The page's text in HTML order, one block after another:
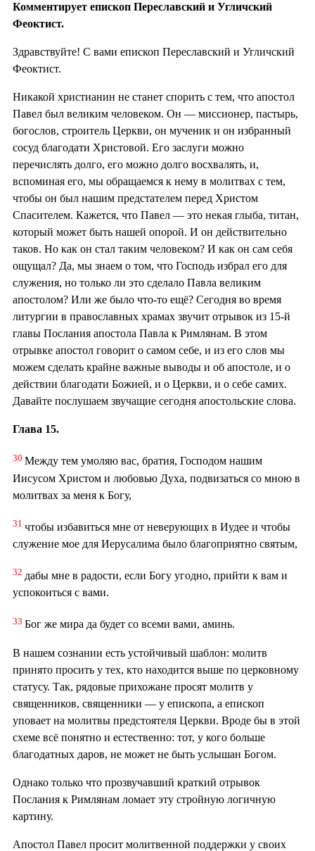
Комментирует епископ Переславский и Угличский
Феоктист.
Здравствуйте! С вами епископ Переславский и Угличский
Феоктист.
Никакой христианин не станет спорить с тем, что апостол
Павел был великим человеком. Он — миссионер, пастырь,
богослов, строитель Церкви, он мученик и он избранный
сосуд благодати Христовой. Его заслуги можно
перечислять долго, его можно долго восхвалять, и,
вспоминая его, мы обращаемся к нему в молитвах с тем,
чтобы он был нашим предстателем перед Христом
Спасителем. Кажется, что Павел — это некая глыба, титан,
который может быть нашей опорой. И он действительно
таков. Но как он стал таким человеком? И как он сам себя
ощущал? Да, мы знаем о том, что Господь избрал его для
служения, но только ли это сделало Павла великим
апостолом? Или же было что-то ещё? Сегодня во время
литургии в православных храмах звучит отрывок из 15-й
главы Послания апостола Павла к Римлянам. В этом
отрывке апостол говорит о самом себе, и из его слов мы
можем сделать крайне важные выводы и об апостоле, и о
действии благодати Божией, и о Церкви, и о себе самих.
Давайте послушаем звучащие сегодня апостольские слова.
Глава 15.
30 Между тем умоляю вас, братия, Господом нашим
Иисусом Христом и любовью Духа, подвизаться со мною в
молитвах за меня к Богу,
31 чтобы избавиться мне от неверующих в Иудее и чтобы
служение мое для Иерусалима было благоприятно святым,
32 дабы мне в радости, если Богу угодно, прийти к вам и
успокоиться с вами.
33 Бог же мира да будет со всеми вами, аминь.
В нашем сознании есть устойчивый шаблон: молитв
принято просить у тех, кто находится выше по церковному
статусу. Так, рядовые прихожане просят молитв у
священников, священники — у епископа, а епископ
уповает на молитвы предстоятеля Церкви. Вроде бы в этой
схеме всё понятно и естественно: тот, у кого больше
благодатных даров, не может не быть услышан Богом.
Однако только что прозвучавший краткий отрывок
Послания к Римлянам ломает эту стройную логичную
картину.
Апостол Павел просит молитвенной поддержки у своих